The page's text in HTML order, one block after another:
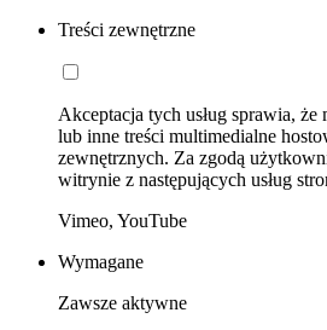
Treści zewnętrzne
Akceptacja tych usług sprawia,
lub inne treści multimedialne
zewnętrznych. Za zgodą
witrynie z następujących usług
Vimeo, YouTube
Wymagane
Zawsze aktywne